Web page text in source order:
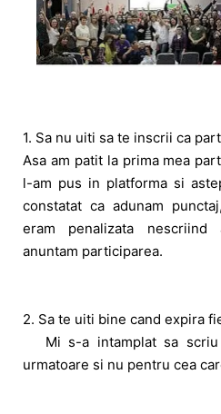
1. Sa nu uiti sa te inscrii ca
Asa am patit la prima mea
l-am pus in platforma si
constatat ca adunam
eram penalizata
anuntam participarea.
2. Sa te uiti bine cand expira
Mi s-a intamplat sa scriu
urmatoare si nu pentru cea